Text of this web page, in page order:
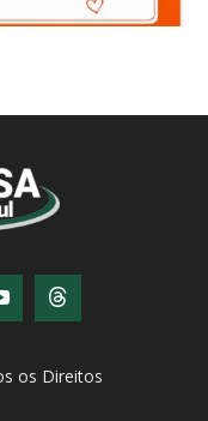
os Direitos